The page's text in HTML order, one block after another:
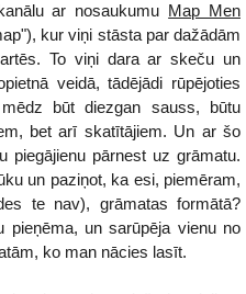
ar nosaukumu Map Men
kur viņi stāsta par dažādām
To viņi dara ar skeču un
veidā, tādējādi rūpējoties
būt diezgan sauss, būtu
bet arī skatītājiem. Un ar šo
pārnest uz grāmatu.
un paziņot, ka esi, piemēram,
te nav), grāmatas formātā?
pieņēma, un sarūpēja vienu no
ko man nācies lasīt.